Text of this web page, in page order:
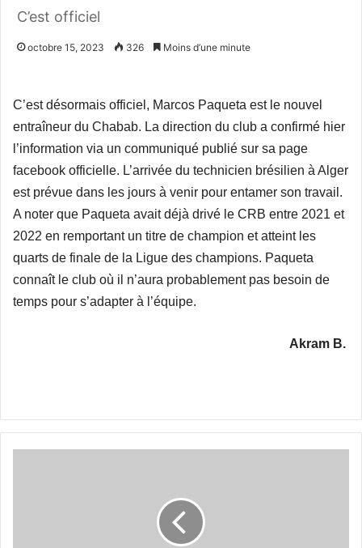
C’est officiel
octobre 15, 2023 326 Moins d’une minute
C’est désormais officiel, Marcos Paqueta est le nouvel
entraîneur du Chabab. La direction du club a confirmé hier
l’information via un communiqué publié sur sa page
facebook officielle. L’arrivée du technicien brésilien à Alger
est prévue dans les jours à venir pour entamer son travail.
A noter que Paqueta avait déjà drivé le CRB entre 2021 et
2022 en remportant un titre de champion et atteint les
quarts de finale de la Ligue des champions. Paqueta
connaît le club où il n’aura probablement pas besoin de
temps pour s’adapter à l’équipe.
Akram B.